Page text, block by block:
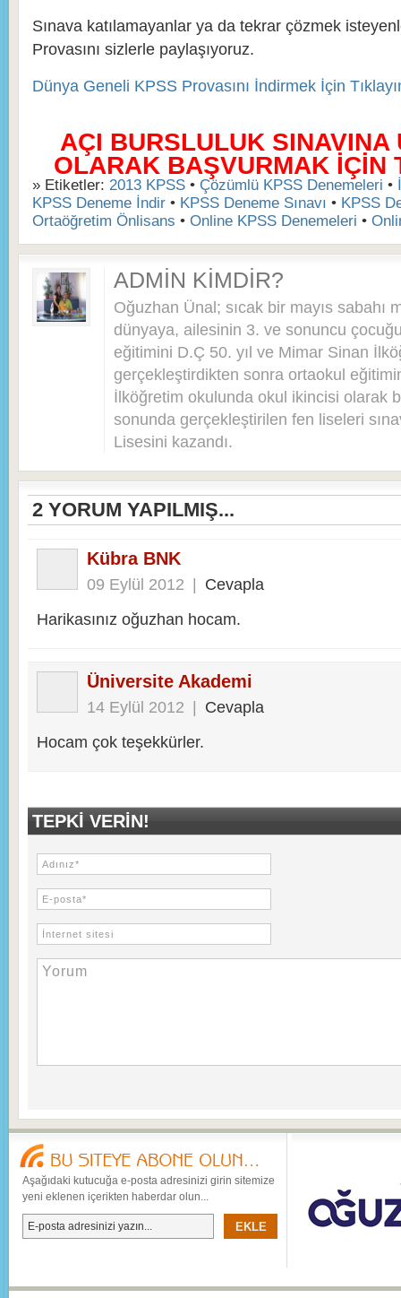
Sınava katılamayanlar ya da tekrar çözmek
Provasını sizlerle paylaşıyoruz.
Dünya Geneli KPSS Provasını İndirmek İçin
AÇI BURSLULUK SINAVINA
OLARAK BAŞVURMAK İÇİN
» Etiketler: 2013 KPSS • Çözümlü KPSS Denemeleri •
KPSS Deneme İndir • KPSS Deneme Sınavı • KPSS
Ortaöğretim Önlisans • Online KPSS Denemeleri •
ADMIN KIMDIR?
Oğuzhan Ünal; sıcak bir mayıs sabahı
dünyaya, ailesinin 3. ve sonuncu
eğitimini D.Ç 50. yıl ve Mimar Sinan
gerçekleştirdikten sonra ortaokul
İlköğretim okulunda okul ikincisi olarak
sonunda gerçekleştirilen fen liseleri
Lisesini kazandı.
2 YORUM YAPILMIŞ...
Kübra BNK
09 Eylül 2012 | Cevapla
Harikasınız oğuzhan hocam.
Üniversite Akademi
14 Eylül 2012 | Cevapla
Hocam çok teşekkürler.
TEPKI VERIN!
Aşağıdaki kutucuğa e-posta adresinizi girin sitemize
yeni eklenen içerikten haberdar olun...